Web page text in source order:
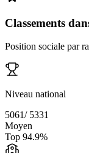
Classements
Position sociale par
Niveau national
5061/ 5331
Moyen
Top 94.9%